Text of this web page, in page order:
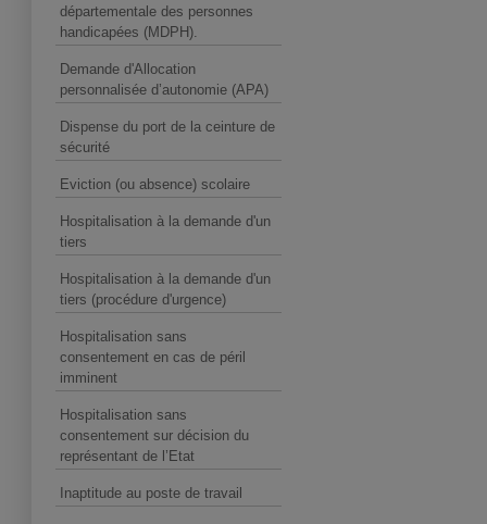
départementale des personnes
handicapées (MDPH).
Demande d'Allocation
personnalisée d’autonomie (APA)
Dispense du port de la ceinture de
sécurité
Eviction (ou absence) scolaire
Hospitalisation à la demande d'un
tiers
Hospitalisation à la demande d'un
tiers (procédure d'urgence)
Hospitalisation sans
consentement en cas de péril
imminent
Hospitalisation sans
consentement sur décision du
représentant de l’Etat
Inaptitude au poste de travail